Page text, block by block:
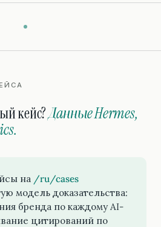
кейс?Данные Hermes,
на /ru/cases
модель доказательства:
бренда по каждому AI-
цитирований по